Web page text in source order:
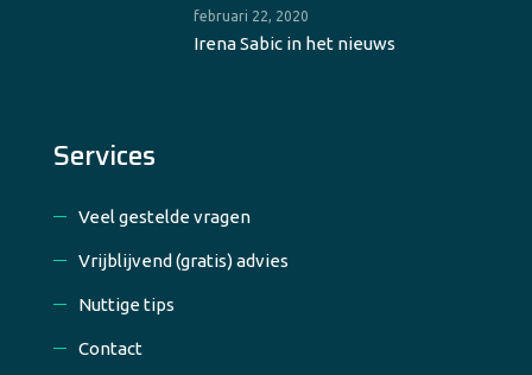
februari 22, 2020
Irena Sabic in het nieuws
Services
Veel gestelde vragen
Vrijblijvend (gratis) advies
Nuttige tips
Contact